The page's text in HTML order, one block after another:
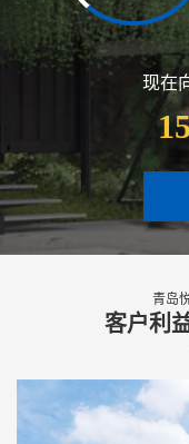
现在
青岛
客户利